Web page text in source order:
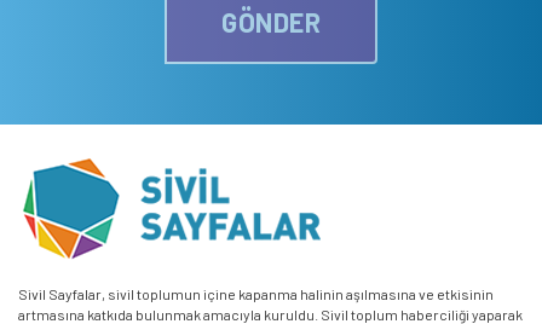
GÖNDER
Sivil Sayfalar, sivil toplumun içine kapanma halinin aşılmasına ve etkisinin
artmasına katkıda bulunmak amacıyla kuruldu. Sivil toplum haberciliği yaparak